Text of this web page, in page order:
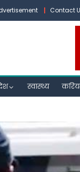
Contact
स्वास्थ्य